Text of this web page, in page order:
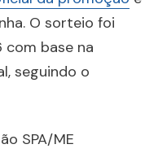
O sorteio foi
com base na
seguindo o
SPA/ME